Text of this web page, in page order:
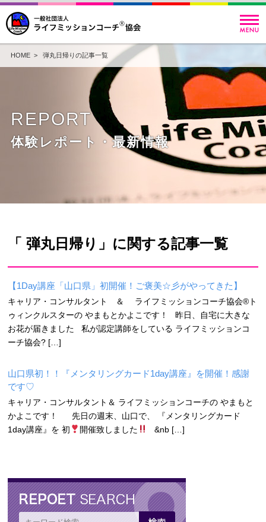
HOME> 弾丸日帰りの記事一覧
REPORT
体験レポート・最新情報
「 弾丸日帰り」に関する記事一覧
【1Day講座「山口県」初開催！ご褒美☆彡がやってきた】
キャリア・コンサルタント ＆ ライフミッションコーチ協会®ト
ゥィンクルスターの やまもとかよこです！ 昨日、自宅に大きな
お花が届きました 私が認定講師をしている ライフミッションコ
ーチ協会? […]
山口県初！！『メンタリングカード1day講座』を開催！感謝
です♡
キャリア・コンサルタント＆ ライフミッションコーチの やまもと
かよこです！ 先日の週末、山口で、 『メンタリングカード
1day講座』を 初
開催致しました &nb […]